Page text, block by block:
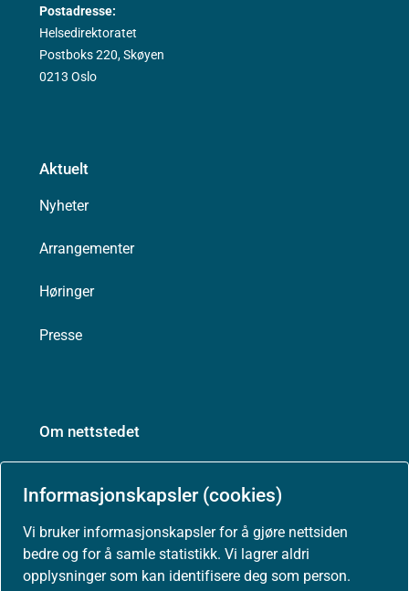
Informasjonskapsler (cookies)
Vi bruker informasjonskapsler for å gjøre nettsiden
bedre og for å samle statistikk. Vi lagrer aldri
opplysninger som kan identifisere deg som person.
Postadresse:
Helsedirektoratet
Postboks 220, Skøyen
0213 Oslo
Aktuelt
Nyheter
Arrangementer
Høringer
Presse
Om nettstedet
Personvernerklæring
Tilgjengelighetserklæring (uustatus.no)
Besøksstatistikk og informasjonskapsler